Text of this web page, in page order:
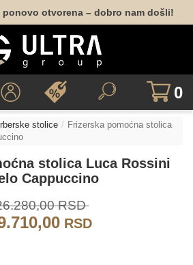
ponovo otvorena – dobro nam došli!
0
stolice
Frizerska pomoćna stolica
stolica Luca Rossini
Cappuccino
RSD
RSD